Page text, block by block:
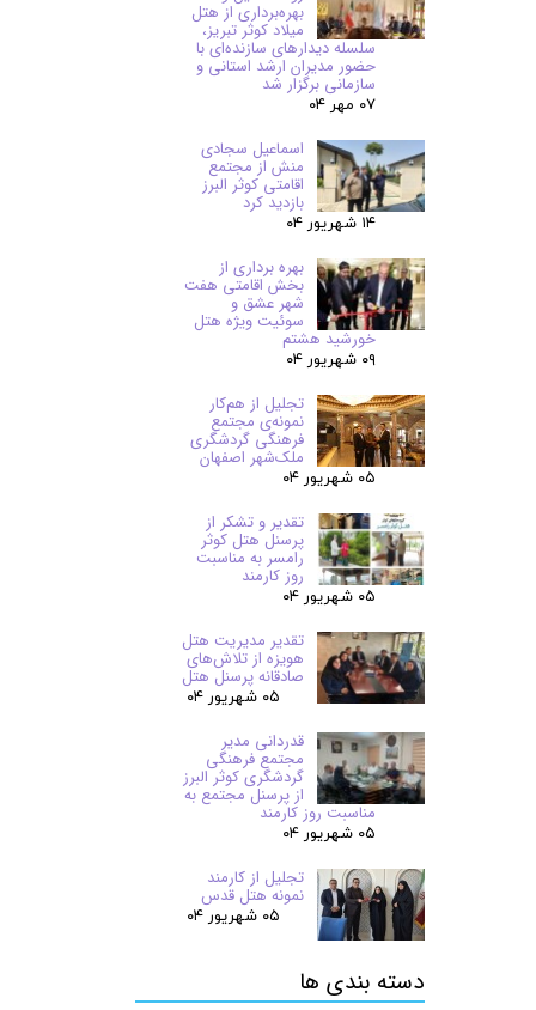
بهره‌برداری از هتل
میلاد کوثر تبریز،
سلسله دیدارهای سازنده‌ای با
حضور مدیران ارشد استانی و
سازمانی برگزار شد
۰۷ مهر ۰۴
اسماعیل سجادی
منش از مجتمع
اقامتی کوثر البرز
بازدید کرد
۱۴ شهریور ۰۴
بهره برداری از
بخش اقامتی هفت
شهر عشق و
سوئیت ویژه هتل
خورشید هشتم
۰۹ شهریور ۰۴
تجلیل از هم‌کار
نمونه‌ی مجتمع
فرهنگی گردشگری
ملک‌شهر اصفهان
۰۵ شهریور ۰۴
تقدیر و تشکر از
پرسنل هتل کوثر
رامسر به مناسبت
روز کارمند
۰۵ شهریور ۰۴
تقدیر مدیریت هتل
هویزه از تلاش‌های
صادقانه پرسنل هتل
۰۵ شهریور ۰۴
قدردانی مدیر
مجتمع فرهنگی
گردشگری کوثر البرز
از پرسنل مجتمع به
مناسبت روز کارمند
۰۵ شهریور ۰۴
تجلیل از کارمند
نمونه هتل قدس
۰۵ شهریور ۰۴
دسته بندی ها